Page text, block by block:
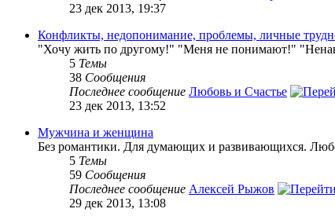
23 дек 2013, 19:37
Конфликты, недопонимание, проблемы, личные
"Хочу жить по другому!" "Меня не понимают!"
5 Темы
38 Сообщения
Последнее сообщение Любовь и Счастье
23 дек 2013, 13:52
Мужчина и женщина
Без романтики. Для думающих и развивающихся.
5 Темы
59 Сообщения
Последнее сообщение Алексей Рыжов
29 дек 2013, 13:08